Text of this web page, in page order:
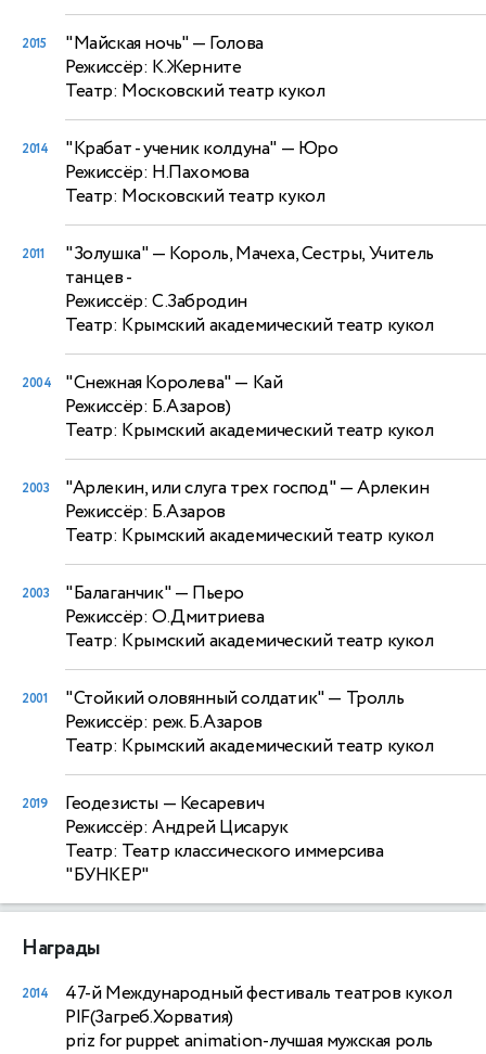
2015 "Майская ночь"— Голова
Режиссёр: К.Жерните
Театр: Московский театр кукол
2014 "Крабат - ученик колдуна" — Юро
Режиссёр: Н.Пахомова
Театр: Московский театр кукол
2011 "Золушка"— Король, Мачеха, Сестры, Учитель
танцев -
Режиссёр: С.Забродин
Театр: Крымский академический театр кукол
2004 "Снежная Королева"— Кай
Режиссёр: Б.Азаров)
Театр: Крымский академический театр кукол
2003 "Арлекин, или слуга трех господ"— Арлекин
Режиссёр: Б.Азаров
Театр: Крымский академический театр кукол
2003 "Балаганчик"— Пьеро
Режиссёр: О.Дмитриева
Театр: Крымский академический театр кукол
2001 "Стойкий оловянный солдатик"— Тролль
Режиссёр: реж. Б.Азаров
Театр: Крымский академический театр кукол
2019 Геодезисты — Кесаревич
Режиссёр: Андрей Цисарук
Театр: Театр классического иммерсива
"БУНКЕР"
Награды
2014
47-й Международный фестиваль театров кукол
PIF(Загреб.Хорватия)
priz for puppet animation-лучшая мужская роль